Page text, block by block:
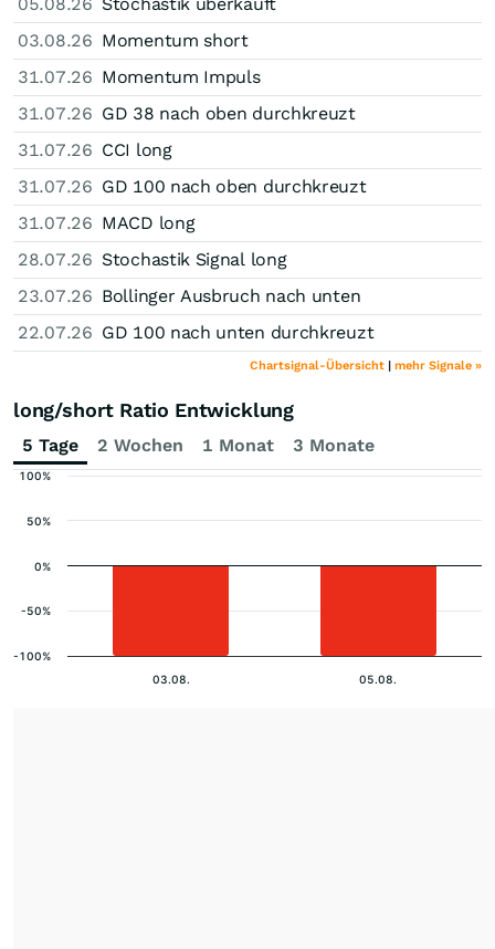
03.08.26 Momentum short
31.07.26 Momentum Impuls
31.07.26 GD 38 nach oben durchkreuzt
31.07.26 CCI long
31.07.26 GD 100 nach oben durchkreuzt
31.07.26 MACD long
28.07.26 Stochastik Signal long
23.07.26 Bollinger Ausbruch nach unten
22.07.26 GD 100 nach unten durchkreuzt
Chartsignal-Übersicht | mehr Signale »
long/short Ratio Entwicklung
5 Tage 2 Wochen 1 Monat 3 Monate
03.08. 05.08.
-100%
-50%
0%
50%
100%